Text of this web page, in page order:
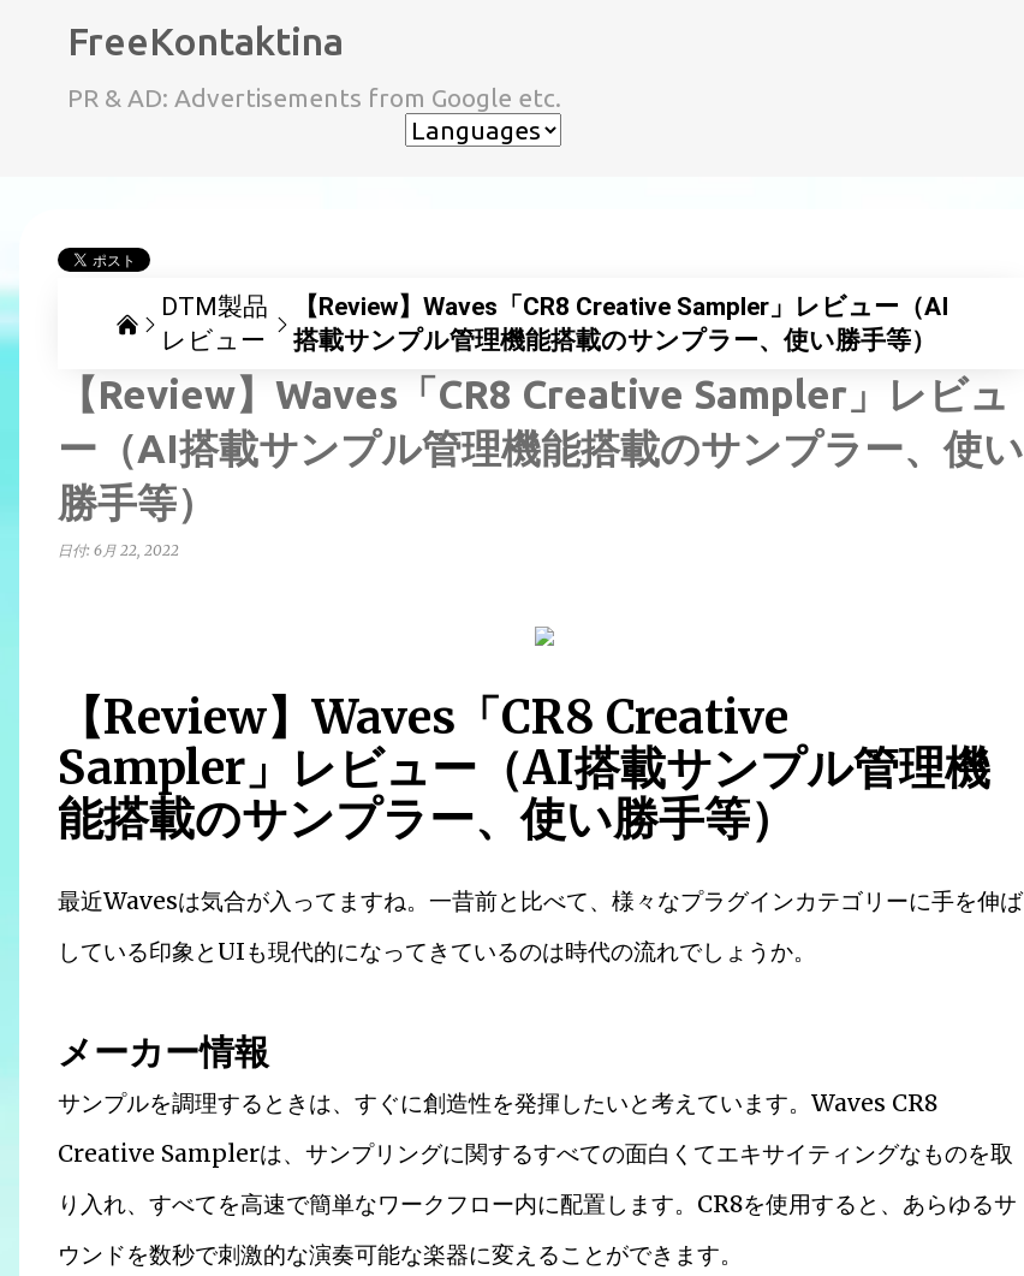
FreeKontaktina
PR & AD: Advertisements from Google etc.
DTM製品
レビュー
【Review】Waves「CR8 Creative Sampler」レビュー（AI
搭載サンプル管理機能搭載のサンプラー、使い勝手等）
【Review】Waves「CR8 Creative Sampler」レビュ
ー（AI搭載サンプル管理機能搭載のサンプラー、使い
勝手等）
日付: 6月 22, 2022
【Review】Waves「CR8 Creative
Sampler」レビュー（AI搭載サンプル管理機
能搭載のサンプラー、使い勝手等）
最近Wavesは気合が入ってますね。一昔前と比べて、様々なプラグインカテゴリーに手を伸ば
している印象とUIも現代的になってきているのは時代の流れでしょうか。
メーカー情報
サンプルを調理するときは、すぐに創造性を発揮したいと考えています。Waves CR8
Creative Samplerは、サンプリングに関するすべての面白くてエキサイティングなものを取
り入れ、すべてを高速で簡単なワークフロー内に配置します。CR8を使用すると、あらゆるサ
ウンドを数秒で刺激的な演奏可能な楽器に変えることができます。